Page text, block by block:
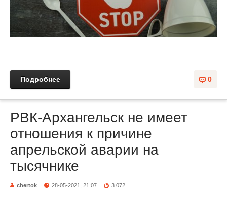
0
Подробнее
РВК-Архангельск не имеет
отношения к причине
апрельской аварии на
тысячнике
chertok 28-05-2021, 21:07 3 072